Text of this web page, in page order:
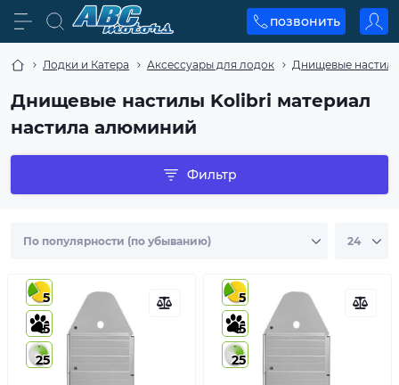
позвонить
Лодки и Катера Аксессуары для лодок Днищевые
Днищевые настилы Kolibri материал
настила алюминий
Фильтр
5
5
25
5
5
25